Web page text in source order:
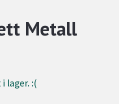
Metall
lager. :(